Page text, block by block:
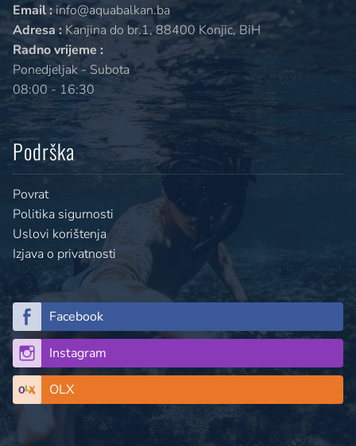
Email :info@aquabalkan.ba
Adresa : Kanjina do br.1, 88400 Konjic, BiH
Radno vrijeme :
Ponedjeljak - Subota
08:00 - 16:30
Podrška
Povrat
Politika sigurnosti
Uslovi korištenja
Izjava o privatnosti
Facebook
Instagram
OLX